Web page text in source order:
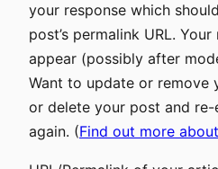
your response which
post’s permalink URL.
appear (possibly after
Want to update or remove
or delete your post and re-
again. (Find out more